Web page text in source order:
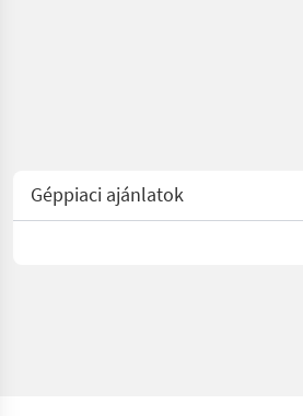
Géppiaci ajánlatok